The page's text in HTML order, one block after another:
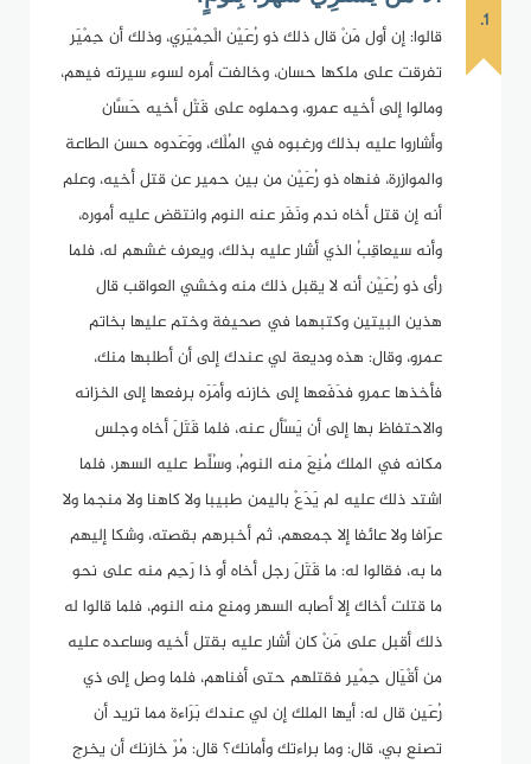
1.
قالوا: إن أول مَنْ قال ذلك ذو رُعَيْن الْحِمْيَري، وذلك أن حِمْيَر
تفرقت على ملكها حسان، وخالفت أمره لسوء سيرته فيهم،
ومالوا إلى أخيه عمرو، وحملوه على قَتْل أخيه حَسَّان
وأشاروا عليه بذلك ورغبوه في المُلْك، ووَعَدوه حسن الطاعة
والموازرة، فنهاه ذو رُعَيْن من بين حمير عن قتل أخيه، وعلم
أنه إن قتل أخاه ندم ونَفَر عنه النوم وانتقض عليه أموره،
وأنه سيعاقِبُ الذي أشار عليه بذلك، ويعرف غشهم له، فلما
رأى ذو رُعَيْن أنه لا يقبل ذلك منه وخشي العواقب قال
هذين البيتين وكتبهما في صحيفة وختم عليها بخاتم
عمرو، وقال: هذه وديعة لي عندك إلى أن أطلبها منك،
فأخذها عمرو فدَفَعها إلى خازنه وأمَرَه برفعها إلى الخزانه
والاحتفاظ بها إلى أن يَسْأل عنه، فلما قَتَلَ أخاه وجلس
مكانه في الملك مُنِعَ منه النومُ، وسُلِّط عليه السهر، فلما
اشتد ذلك عليه لم يَدَعْ باليمن طبيبا ولا كاهنا ولا منجما ولا
عرّافا ولا عائفا إلا جمعهم، ثم أخبرهم بقصته، وشكا إليهم
ما به، فقالوا له: ما قَتَلَ رجل أخاه أو ذا رَحِم منه على نحو
ما قتلت أخاك إلا أصابه السهر ومنع منه النوم، فلما قالوا له
ذلك أقبل على مَنْ كان أشار عليه بقتل أخيه وساعده عليه
من أقْيَال حِمْير فقتلهم حتى أفناهم، فلما وصل إلى ذي
رُعَين قال له: أيها الملك إن لي عندك بَرَاءة مما تريد أن
تصنع بي، قال: وما براءتك وأمانك؟ قال: مُرْ خازنك أن يخرج